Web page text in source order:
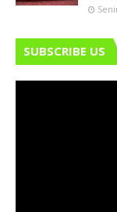
SUBSCRIBE US